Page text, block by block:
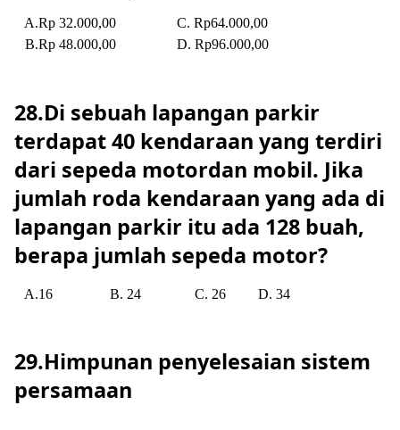
A.Rp 32.000,00
C. Rp64.000,00
B.Rp 48.000,00
D. Rp96.000,00
28.Di sebuah lapangan parkir
terdapat 40 kendaraan yang terdiri
dari sepeda motordan mobil. Jika
jumlah roda kendaraan yang ada di
lapangan parkir itu ada 128 buah,
berapa jumlah sepeda motor?
A.16 B. 24 C. 26 D. 34
29.Himpunan penyelesaian sistem
persamaan